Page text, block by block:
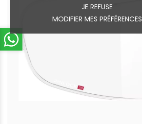
JE REFUSE
MODIFIER MES PRÉFÉRENCES